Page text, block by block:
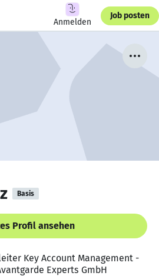
Anmelden
Job posten
Basis
Profil ansehen
Key Account Management -
Experts GmbH